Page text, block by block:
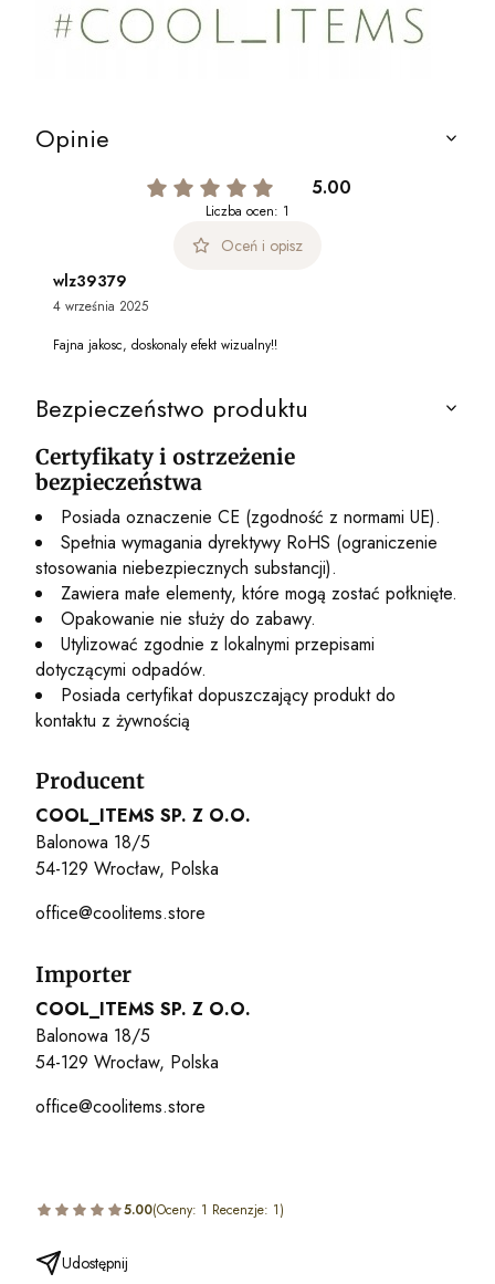
Opinie
5.00
Liczba ocen: 1
Oceń i opisz
wlz39379
4 września 2025
Fajna jakosc, doskonaly efekt wizualny!!
Bezpieczeństwo produktu
Certyfikaty i ostrzeżenie
bezpieczeństwa
Posiada oznaczenie CE (zgodność z normami UE).
Spełnia wymagania dyrektywy RoHS (ograniczenie
stosowania niebezpiecznych substancji).
Zawiera małe elementy, które mogą zostać połknięte.
Opakowanie nie służy do zabawy.
Utylizować zgodnie z lokalnymi przepisami
dotyczącymi odpadów.
Posiada certyfikat dopuszczający produkt do
kontaktu z żywnością
Producent
COOL_ITEMS SP. Z O.O.
Balonowa 18/5
54-129 Wrocław, Polska
office@coolitems.store
Importer
COOL_ITEMS SP. Z O.O.
Balonowa 18/5
54-129 Wrocław, Polska
office@coolitems.store
5.00(Oceny: 1 Recenzje: 1)
Udostępnij